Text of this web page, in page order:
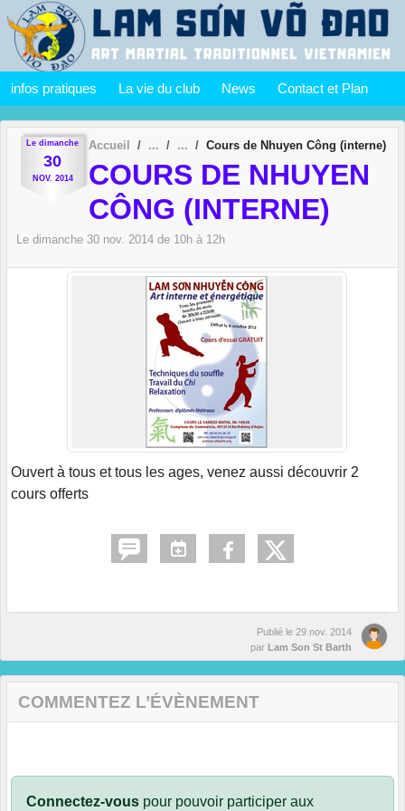
infos pratiques La vie du club News Contact et Plan
Le dimanche
30
NOV. 2014
Accueil Cours de Nhuyen Công (interne)
COURS DE NHUYEN
CÔNG (INTERNE)
Le dimanche 30 nov. 2014 de 10h à 12h
Ouvert à tous et tous les ages, venez aussi découvrir 2
cours offerts
Publié le 29 nov. 2014
par Lam Son St Barth
COMMENTEZ L’ÉVÈNEMENT
Connectez-vous pour pouvoir participer aux
Panneau de gestion des cookies